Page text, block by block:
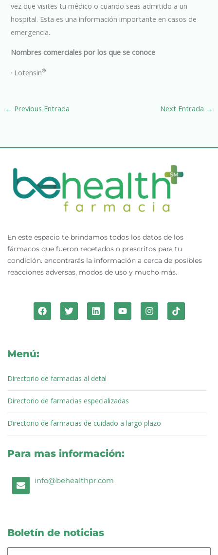
vez que visites tu médico o cuando seas admitido a un
hospital. Esta es una información importante en casos de
emergencia.
Nombres comerciales por los que se conoce
· Lotensin®
← Previous Entrada Next Entrada →
En este espacio te brindamos todos los datos de los
fármacos que fueron recetados o prescritos para tu
condición. encontrarás la información a cerca de posibles
reacciones adversas, modos de uso y mucho más.
F
a
c
T
w
i
L
i
n
Y
o
u
I
n
s
T
i
k
Menú:
Directorio de farmacias al detal
Directorio de farmacias especializadas
Directorio de farmacias de cuidado a largo plazo
Para mas información:
E
n
v
p
e
info@behealthpr.com
Boletín de noticias